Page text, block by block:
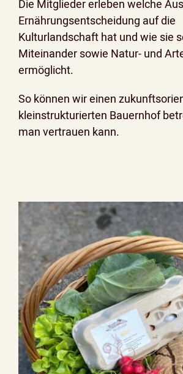
Die Mitglieder erleben welche
Ernährungsentscheidung auf die
Kulturlandschaft hat und wie sie
Miteinander sowie Natur- und
ermöglicht.
So können wir einen
kleinstrukturierten Bauernhof
man vertrauen kann.